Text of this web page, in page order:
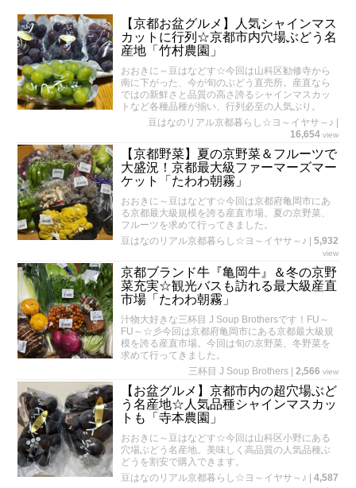
【京都お盆グルメ】人気シャインマス
カットに行列☆京都市内穴場ぶどう名
産地「竹村農園」
おおきに～豆はなどす☆今回は山科区勧修寺から
南に下がった、今が旬のぶどう直売所。産直なら
ではの新鮮さと品質の高さ誇るシャインマスカッ
トなど各種品種が揃い、行列必至の人気ぶり。
豆はなのリアル京都暮らし☆ヨ～イヤサ～♪
16,654 view
【京都野菜】夏の京野菜＆フルーツで
大盛況！京都最大級ファーマーズマー
ケット「たわわ朝霧」
おおきに～豆はなどす☆今回は京都府亀岡市にあ
る京都最大級規模を誇る産直市場。夏の京野菜、
フルーツを求めて行ってきました。
豆はなのリアル京都暮らし☆ヨ～イヤサ～♪
5,932
view
京都ブランド牛『亀岡牛』＆冬の京野
菜充実☆観光バスも訪れる最大級産直
市場「たわわ朝霧」
汁物大好きな三杯目 J Soup Brothersです！FU～
FU～☆彡今回は京都府亀岡市にある京都最大級規
模を誇る産直市場。今回は旬の京野菜、冬野菜を
求めて行ってきました。
三杯目 J Soup Brothers
2,566 view
【お盆グルメ】京都市内の超穴場ぶど
う名産地☆人気品種シャインマスカッ
トも「寺本農園」
おおきに～豆はなどす☆今回は山科区小野にある
穴場ぶどう名産地。美味しく高品質の人気品種ぶ
どうを割安で購入できます。
豆はなのリアル京都暮らし☆ヨ～イヤサ～♪
4,587